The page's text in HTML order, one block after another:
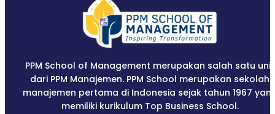
PPM School of Management merupakan salah satu unit
dari PPM Manajemen. PPM School merupakan sekolah
manajemen pertama di Indonesia sejak tahun 1967
memiliki kurikulum Top Business School.